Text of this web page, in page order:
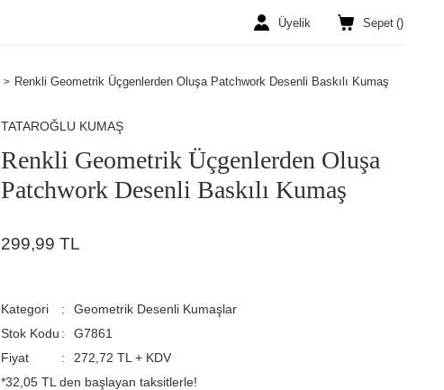
Üyelik Sepet ()
Renkli Geometrik Üçgenlerden Oluşa Patchwork Desenli Baskılı Kumaş
TATAROĞLU KUMAŞ
Renkli Geometrik Üçgenlerden Oluşa
Patchwork Desenli Baskılı Kumaş
299,99 TL
Kategori
Geometrik Desenli Kumaşlar
Stok Kodu
G7861
Fiyat
272,72 TL + KDV
*32,05 TL den başlayan taksitlerle!